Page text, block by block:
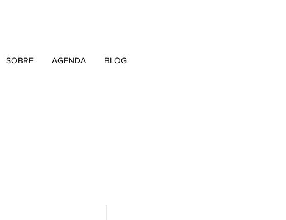
SOBRE AGENDA BLOG